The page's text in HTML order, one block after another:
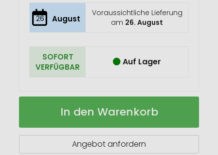
26 August
Voraussichtliche Lieferung
am 26. August
SOFORT
VERFÜGBAR
Auf Lager
Osterfreuden
Auf
In den Warenkorb
Angebot anfordern